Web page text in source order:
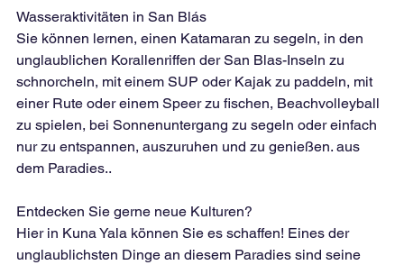
Wasseraktivitäten in San Blás
Sie können lernen, einen Katamaran zu segeln, in den
unglaublichen Korallenriffen der San Blas-Inseln zu
schnorcheln, mit einem SUP oder Kajak zu paddeln, mit
einer Rute oder einem Speer zu fischen, Beachvolleyball
zu spielen, bei Sonnenuntergang zu segeln oder einfach
nur zu entspannen, auszuruhen und zu genießen. aus
dem Paradies..
Entdecken Sie gerne neue Kulturen?
Hier in Kuna Yala können Sie es schaffen! Eines der
unglaublichsten Dinge an diesem Paradies sind seine